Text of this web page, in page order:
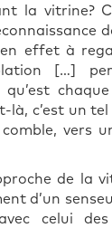
la vitrine?
effet à
[…]
là, c’est un tel
vers
de la
d’un
avec celui